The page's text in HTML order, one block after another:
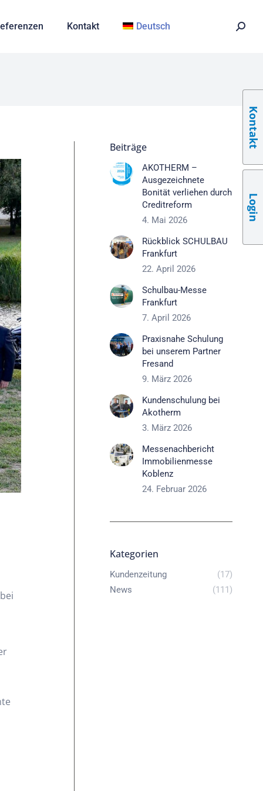
Kontakt Deutsch
Beiträge
AKOTHERM –
Ausgezeichnete
Bonität verliehen durch
Creditreform
4. Mai 2026
Rückblick SCHULBAU
Frankfurt
22. April 2026
Schulbau-Messe
Frankfurt
7. April 2026
Praxisnahe Schulung
bei unserem Partner
Fresand
9. März 2026
Kundenschulung bei
Akotherm
3. März 2026
Messenachbericht
Immobilienmesse
Koblenz
24. Februar 2026
Kategorien
Kundenzeitung
(17)
News
(111)
Kontakt
Login